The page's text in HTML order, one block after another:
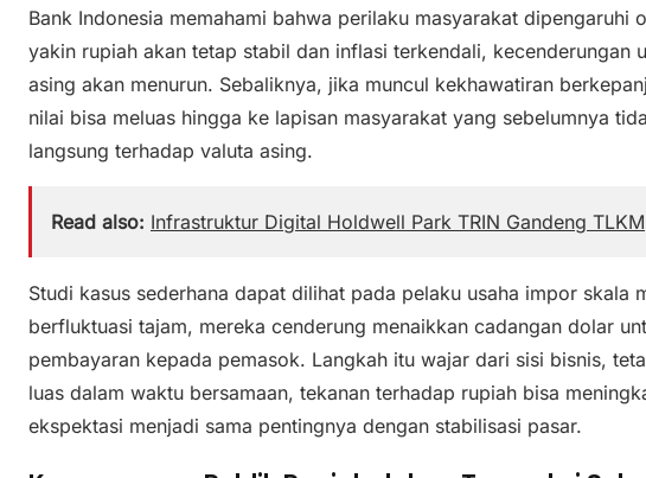
Bank Indonesia memahami bahwa perilaku masyarakat dipengaruhi
yakin rupiah akan tetap stabil dan inflasi terkendali, kecenderungan
asing akan menurun. Sebaliknya, jika muncul kekhawatiran
nilai bisa meluas hingga ke lapisan masyarakat yang sebelumnya
langsung terhadap valuta asing.
Read also: Infrastruktur Digital Holdwell Park TRIN Gandeng TLKM
Studi kasus sederhana dapat dilihat pada pelaku usaha impor skala
berfluktuasi tajam, mereka cenderung menaikkan cadangan dolar
pembayaran kepada pemasok. Langkah itu wajar dari sisi bisnis,
luas dalam waktu bersamaan, tekanan terhadap rupiah bisa
ekspektasi menjadi sama pentingnya dengan stabilisasi pasar.